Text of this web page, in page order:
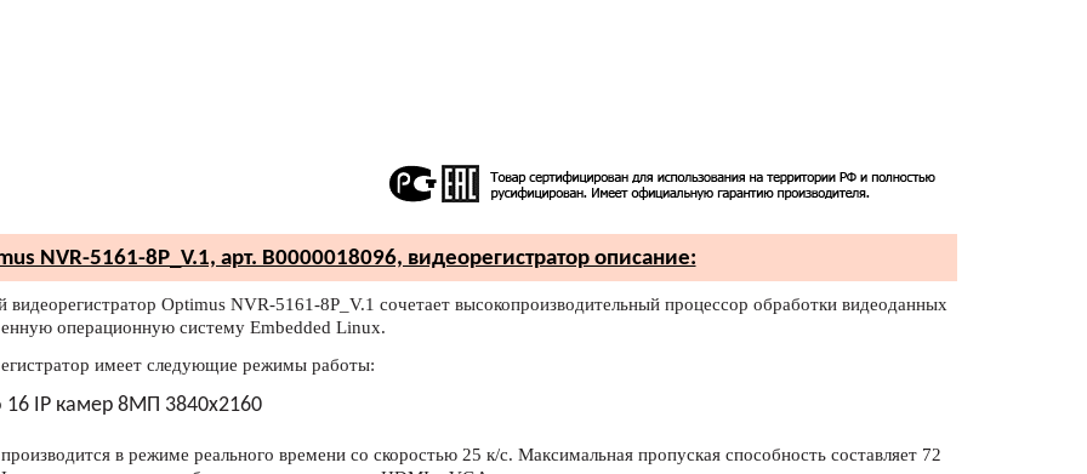
NVR-5161-8P_V.1, арт. В0000018096, видеорегистратор описание:
видеорегистратор Optimus NVR-5161-8P_V.1 сочетает высокопроизводительный процессор обработки видеоданных
операционную систему Embedded Linux.
имеет следующие режимы работы:
16 IP камер 8МП 3840х2160
в режиме реального времени со скоростью 25 к/с. Максимальная пропуская способность составляет 72